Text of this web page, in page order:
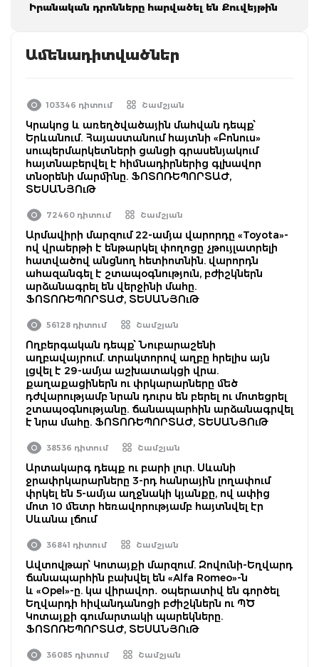
Իրանական դրոնները հարվածել են Քուվեյթին
Ամենադիտվածներ
103346 դիտում Շամշյան
Կրակոց և առեղծվածային մահվան դեպք՝
Երևանում. Հայաստանում հայտնի «Բոնուս»
սուպերմարկետների ցանցի գրասենյակում
հայտնաբերվել է հիմնադիրներից գլխավոր
տնօրենի մարմինը. ՖՈՏՈՌԵՊՈՐՏԱԺ,
ՏԵՍԱՆՅՈւԹ
72460 դիտում Շամշյան
Արմավիրի մարզում 22-ամյա վարորդը «Toyota»-
ով վրաերթի է ենթարկել փողոցը չթույլատրելի
հատվածով անցնող հետիոտնին. վարորդն
ահազանգել է շտապօգնություն, բժիշկներն
արձանագրել են վերջինի մահը.
ՖՈՏՈՌԵՊՈՐՏԱԺ, ՏԵՍԱՆՅՈւԹ
56128 դիտում Շամշյան
Ողբերգական դեպք՝ Նուբարաշենի
աղբավայրում. տրակտորով աղբը հրելիս այն
լցվել է 29-ամյա աշխատակցի վրա.
քաղաքացիներն ու փրկարարները մեծ
դժվարությամբ նրան դուրս են բերել ու մոտեցրել
շտապօգնությանը. ճանապարհին արձանագրվել
է նրա մահը. ՖՈՏՈՌԵՊՈՐՏԱԺ, ՏԵՍԱՆՅՈւԹ
38536 դիտում Շամշյան
Արտակարգ դեպք ու բարի լուր. Սևանի
ջրափրկարարները 3-րդ հանրային լողափում
փրկել են 5-ամյա աղջնակի կյանքը, ով ափից
մոտ 10 մետր հեռավորությամբ հայտնվել էր
Սևանա լճում
36841 դիտում Շամշյան
Ավտովթար՝ Կոտայքի մարզում. Զովունի-Եղվարդ
ճանապարհին բախվել են «Alfa Romeo»-ն
և «Opel»-ը. կա վիրավոր․ օպերատիվ են գործել
Եղվարդի հիվանդանոցի բժիշկներն ու ՊԾ
Կոտայքի գումարտակի պարեկները.
ՖՈՏՈՌԵՊՈՐՏԱԺ, ՏԵՍԱՆՅՈւԹ
36085 դիտում Շամշյան